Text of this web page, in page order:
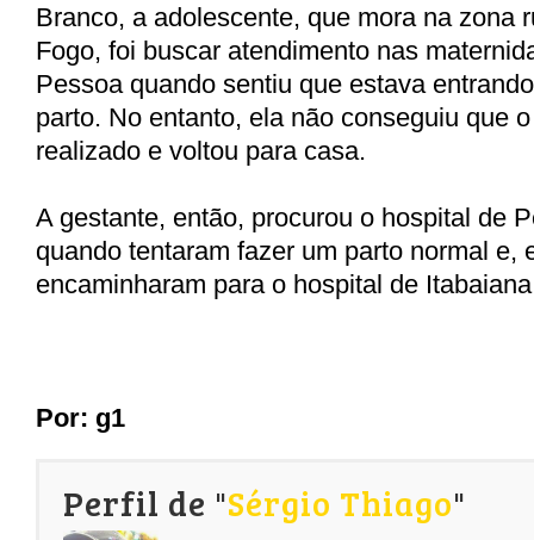
Branco, a adolescente, que mora na zona
Fogo, foi buscar atendimento nas
Pessoa quando sentiu que estava
parto. No entanto, ela não conseguiu que
realizado e voltou para casa.
A gestante, então, procurou o hospital de
quando tentaram fazer um parto normal e,
encaminharam para o hospital de
Por: g1
Perfil de "Sérgio Thiago"